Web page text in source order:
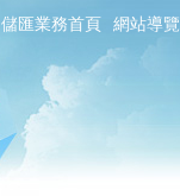
儲匯業務首頁 網站導覽